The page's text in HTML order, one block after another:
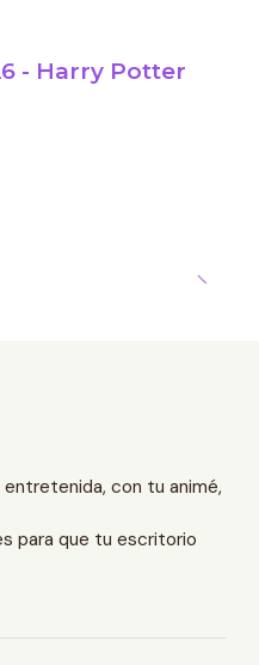
- Harry Potter
con tu animé,
para que tu escritorio